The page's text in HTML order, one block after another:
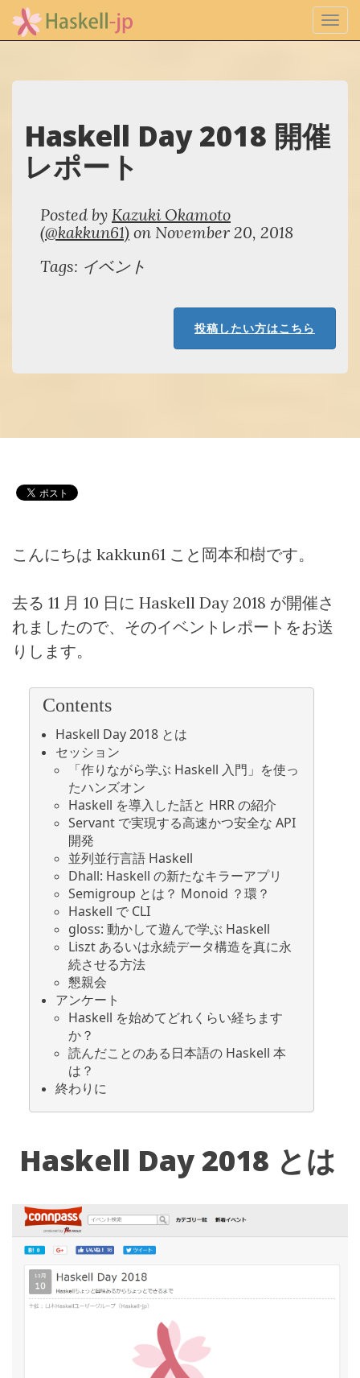
Haskell Day 2018 開催
レポート
Posted by Kazuki Okamoto
(@kakkun61) on November 20, 2018
Tags: イベント
投稿したい方はこちら
こんにちは kakkun61 こと岡本和樹です。
去る 11 月 10 日に Haskell Day 2018 が開催さ
れましたので、そのイベントレポートをお送
りします。
Contents
Haskell Day 2018 とは
セッション
「作りながら学ぶ Haskell 入門」を使っ
たハンズオン
Haskell を導入した話と HRRの紹介
Servant で実現する高速かつ安全な API
開発
並列並行言語 Haskell
Dhall: Haskell の新たなキラーアプリ
Semigroup とは？ Monoid ？環？
Haskell で CLI
gloss: 動かして遊んで学ぶ Haskell
Liszt あるいは永続データ構造を真に永
続させる方法
懇親会
アンケート
Haskell を始めてどれくらい経ちます
か？
読んだことのある日本語の Haskell 本
は？
終わりに
Haskell Day 2018 とは